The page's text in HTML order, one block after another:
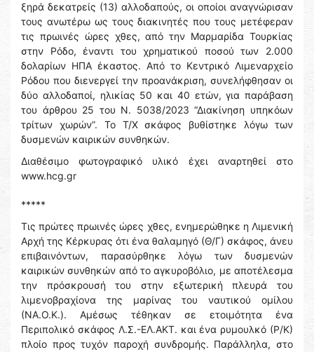
ξηρά δεκατρείς (13) αλλοδαπούς, οι οποίοι αναγνώρισαν
τους ανωτέρω ως τους διακινητές που τους μετέφεραν
τις πρωινές ώρες χθες, από την Μαρμαρίδα Τουρκίας
στην Ρόδο, έναντι του χρηματικού ποσού των 2.000
δολαρίων ΗΠΑ έκαστος. Από το Κεντρικό Λιμεναρχείο
Ρόδου που διενεργεί την προανάκριση, συνελήφθησαν οι
δύο αλλοδαποί, ηλικίας 50 και 40 ετών, για παράβαση
του άρθρου 25 του Ν. 5038/2023 “Διακίνηση υπηκόων
τρίτων χωρών”. Το Τ/Χ σκάφος βυθίστηκε λόγω των
δυσμενών καιρικών συνθηκών.
Διαθέσιμο φωτογραφικό υλικό έχει αναρτηθεί στο
www.hcg.gr
*****
Τις πρώτες πρωινές ώρες χθες, ενημερώθηκε η Λιμενική
Αρχή της Κέρκυρας ότι ένα θαλαμηγό (Θ/Γ) σκάφος, άνευ
επιβαινόντων, παρασύρθηκε λόγω των δυσμενών
καιρικών συνθηκών από το αγκυροβόλιο, με αποτέλεσμα
την πρόσκρουσή του στην εξωτερική πλευρά του
λιμενοβραχίονα της μαρίνας του ναυτικού ομίλου
(ΝΑ.Ο.Κ.). Αμέσως τέθηκαν σε ετοιμότητα ένα
Περιπολικό σκάφος Λ.Σ.-ΕΛ.ΑΚΤ. και ένα ρυμουλκό (Ρ/Κ)
πλοίο προς τυχόν παροχή συνδρομής. Παράλληλα, στο